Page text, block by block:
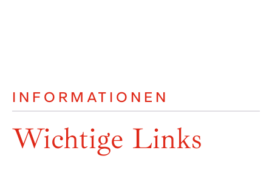
INFORMATIONEN
Wichtige Links